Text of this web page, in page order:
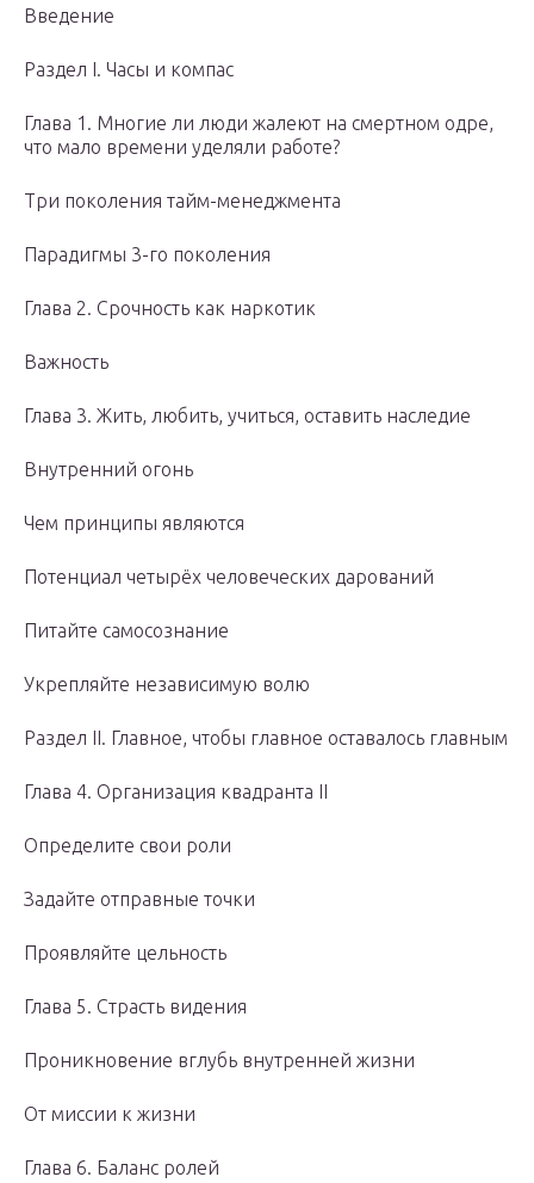
Введение
Раздел I. Часы и компас
Глава 1. Многие ли люди жалеют на смертном одре,
что мало времени уделяли работе?
Три поколения тайм-менеджмента
Парадигмы 3-го поколения
Глава 2. Срочность как наркотик
Важность
Глава 3. Жить, любить, учиться, оставить наследие
Внутренний огонь
Чем принципы являются
Потенциал четырёх человеческих дарований
Питайте самосознание
Укрепляйте независимую волю
Раздел II. Главное, чтобы главное оставалось главным
Глава 4. Организация квадранта II
Определите свои роли
Задайте отправные точки
Проявляйте цельность
Глава 5. Страсть видения
Проникновение вглубь внутренней жизни
От миссии к жизни
Глава 6. Баланс ролей